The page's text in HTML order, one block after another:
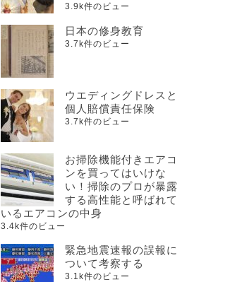
3.9k件のビュー
日本の修身教育
3.7k件のビュー
ウエディングドレスと
個人賠償責任保険
3.7k件のビュー
お掃除機能付きエアコ
ンを買ってはいけな
い！掃除のプロが暴露
する高性能と呼ばれて
いるエアコンの中身
3.4k件のビュー
緊急地震速報の誤報に
ついて考察する
3.1k件のビュー